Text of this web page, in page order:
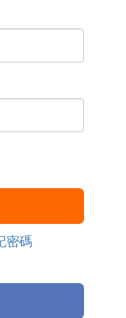
密碼